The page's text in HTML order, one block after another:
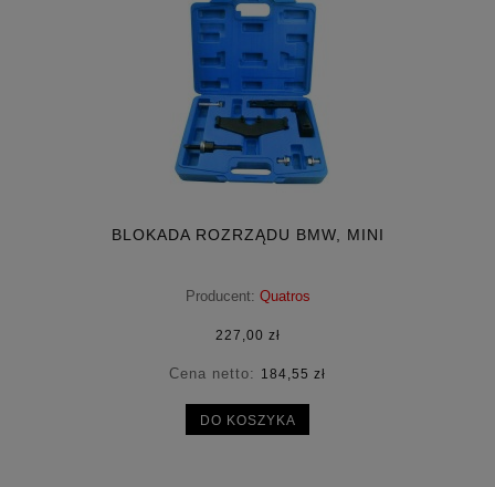
BLOKADA ROZRZĄDU BMW, MINI
Producent: Quatros
227,00 zł
Cena netto: 184,55 zł
DO KOSZYKA